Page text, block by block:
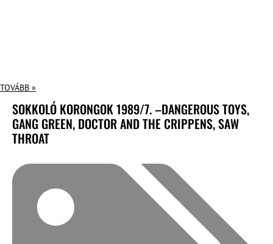
TOVÁBB »
SOKKOLÓ KORONGOK 1989/7. –DANGEROUS TOYS,
GANG GREEN, DOCTOR AND THE CRIPPENS, SAW
THROAT